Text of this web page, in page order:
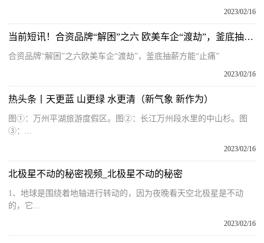
2023/02/16
当前短讯！合资品牌“解困”之六 欧美车企“渡劫”，釜底抽薪方能“止痛”
合资品牌“解困”之六欧美车企“渡劫”，釜底抽薪方能“止痛”
2023/02/16
热头条丨天更蓝 山更绿 水更清（新气象 新作为）
图①：万州平湖旅游度假区。图②：长江万州段水里的中山杉。图
③：...
2023/02/16
北极星不动的秘密视频_北极星不动的秘密
1、地球是围绕着地轴进行转动的，因为夜晚看天空北极星是不动
的，它...
2023/02/16